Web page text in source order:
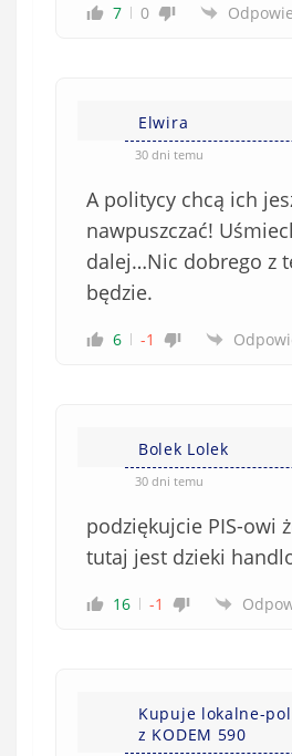
7 0
Elwira
30 dni temu
A politycy chcą ich
nawpuszczać!
dalej…Nic dobrego z
będzie.
6 -1
Bolek Lolek
30 dni temu
podziękujcie PIS-owi
tutaj jest dzieki
16 -1
Kupuje lokalne-
z KODEM 590